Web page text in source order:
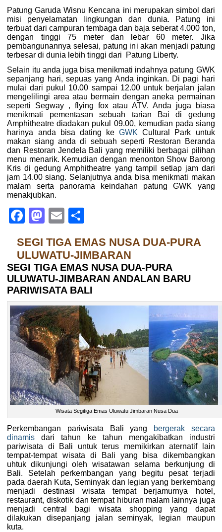
Patung Garuda Wisnu Kencana ini merupakan simbol dari
misi penyelamatan lingkungan dan dunia. Patung ini
terbuat dari campuran tembaga dan baja seberat 4.000 ton,
dengan tinggi 75 meter dan lebar 60 meter. Jika
pembangunannya selesai, patung ini akan menjadi patung
terbesar di dunia lebih tinggi dari Patung Liberty.
Selain itu anda juga bisa menikmati indahnya patung GWK
sepanjang hari, sepuas yang Anda inginkan. Di pagi hari
mulai dari pukul 10.00 sampai 12.00 untuk berjalan jalan
mengelilingi area atau bermain dengan aneka permainan
seperti Segway , flying fox atau ATV. Anda juga biasa
menikmati pementasan sebuah tarian Bai di gedung
Amphitheatre diadakan pukul 09.00, kemudian pada siang
harinya anda bisa dating keGWK Cultural Park untuk
makan siang anda di sebuah seperti Restoran Beranda
dan Restoran Jendela Bali yang memiliki berbagai pilihan
menu menarik. Kemudian dengan menonton Show Barong
Kris di gedung Amphitheatre yang tampil setiap jam dari
jam 14.00 siang. Selanjutnya anda bisa menikmati makan
malam serta panorama keindahan patung GWK yang
menakjubkan.
Facebook
Mastodon
Email
SEGI TIGA EMAS NUSA DUA-PURA
ULUWATU-JIMBARAN
SEGI TIGA EMAS NUSA DUA-PURA
ULUWATU-JIMBARAN ANDALAN BARU
PARIWISATA BALI
Wisata Segitiga Emas Uluwatu Jimbaran Nusa Dua
Perkembangan pariwisata Bali yang
bergerak secara
dinamis dari tahun ke tahun mengakibatkan industri
pariwisata di Bali untuk terus memikirkan aternatif lain
tempat-tempat wisata di Bali yang bisa dikembangkan
uhtuk dikunjungi oleh wisatawan selama berkunjung di
Bali. Setelah perkembangan yang begitu pesat terjadi
pada daerah Kuta, Seminyak dan legian yang berkembang
menjadi destinasi wisata tempat berjamurnya hotel,
restaurant, diskotik dan tempat hiburan malam lainnya juga
menjadi central bagi wisata shopping yang dapat
dilakukan disepanjang jalan seminyak, legian maupun
kuta.